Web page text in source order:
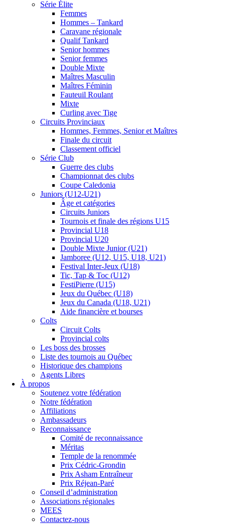
Série Élite
Femmes
Hommes – Tankard
Caravane régionale
Qualif Tankard
Senior hommes
Senior femmes
Double Mixte
Maîtres Masculin
Maîtres Féminin
Fauteuil Roulant
Mixte
Curling avec Tige
Circuits Provinciaux
Hommes, Femmes, Senior et Maîtres
Finale du circuit
Classement officiel
Série Club
Guerre des clubs
Championnat des clubs
Coupe Caledonia
Juniors (U12-U21)
Âge et catégories
Circuits Juniors
Tournois et finale des régions U15
Provincial U18
Provincial U20
Double Mixte Junior (U21)
Jamboree (U12, U15, U18, U21)
Festival Inter-Jeux (U18)
Tic, Tap & Toc (U12)
FestiPierre (U15)
Jeux du Québec (U18)
Jeux du Canada (U18, U21)
Aide financière et bourses
Colts
Circuit Colts
Provincial colts
Les boss des brosses
Liste des tournois au Québec
Historique des champions
Agents Libres
À propos
Soutenez votre fédération
Notre fédération
Affiliations
Ambassadeurs
Reconnaissance
Comité de reconnaissance
Méritas
Temple de la renommée
Prix Cédric-Grondin
Prix Asham Entraîneur
Prix Réjean-Paré
Conseil d’administration
Associations régionales
MEES
Contactez-nous